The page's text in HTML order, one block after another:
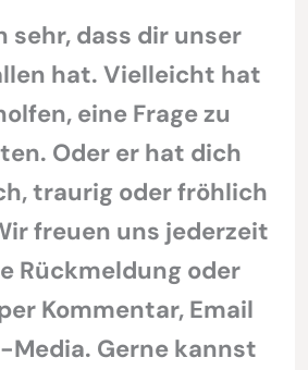
sehr, dass dir unser
hat. Vielleicht hat
eine Frage zu
Oder er hat dich
traurig oder fröhlich
freuen uns jederzeit
Rückmeldung oder
Kommentar, Email
Media. Gerne kannst